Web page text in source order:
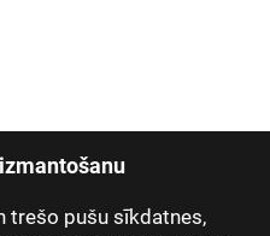
trešo pušu sīkdatnes,